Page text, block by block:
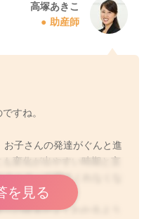
高塚あきこ
助産師
すね。
子さんの発達がぐんと進
変化が出やすい時期と言
とまって寝てくれなくな
の状況がよくわかるよう
を見る